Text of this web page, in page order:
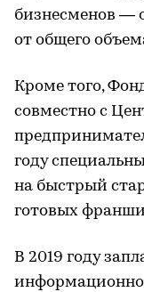
бизнесменов —
от общего
Кроме того,
совместно с
году
на быстрый
готовых
В 2019 году